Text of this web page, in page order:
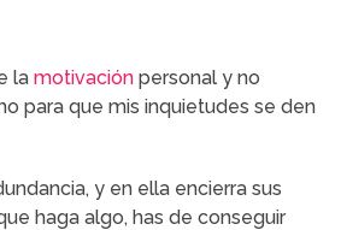
la motivación personal y no
para que mis inquietudes se den
y en ella encierra sus
haga algo, has de conseguir